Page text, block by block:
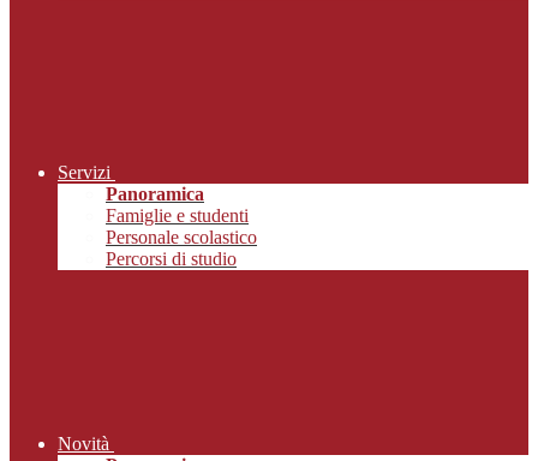
Servizi
Panoramica
Famiglie e studenti
Personale scolastico
Percorsi di studio
Novità